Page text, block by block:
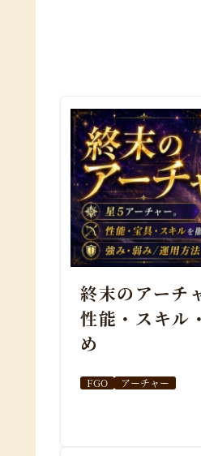
終末のアーチ
性能・スキル
め
FGO アーチャー